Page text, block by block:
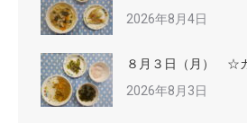
2026年8月4日
８月３日（月） ☆
2026年8月3日